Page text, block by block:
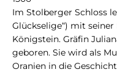
Im Stolberger Schloss
Glückselige“) mit
Königstein. Gräfin
geboren. Sie wird als
Oranien in die